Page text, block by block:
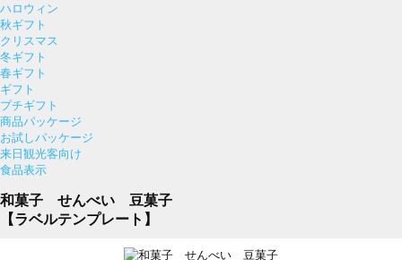
ハロウィン
秋ギフト
クリスマス
冬ギフト
春ギフト
ギフト
プチギフト
商品パッケージ
お試しパッケージ
来日観光客向け
食品表示
和菓子 せんべい 豆菓子
【ラベルテンプレート】